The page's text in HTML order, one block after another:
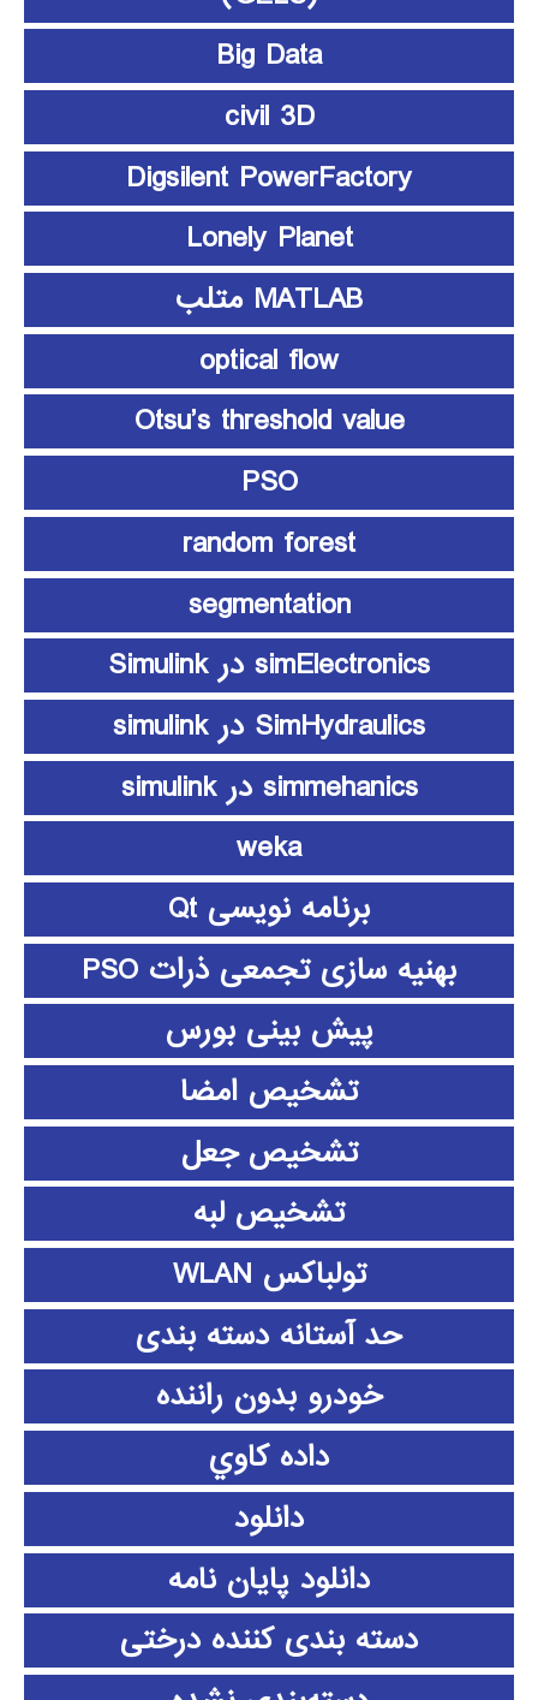
Big Data
civil 3D
Digsilent PowerFactory
Lonely Planet
MATLAB متلب
optical flow
Otsu’s threshold value
PSO
random forest
segmentation
simElectronics در Simulink
SimHydraulics در simulink
simmehanics در simulink
weka
برنامه نویسی Qt
بهنیه سازی تجمعی ذرات PSO
پیش بینی بورس
تشخیص امضا
تشخیص جعل
تشخیص لبه
تولباکس WLAN
حد آستانه دسته بندی
خودرو بدون راننده
داده كاوي
دانلود
دانلود پايان نامه
دسته بندی کننده درختی